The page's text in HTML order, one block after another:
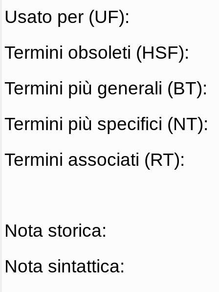
Usato per (UF):
Termini obsoleti (HSF):
Termini più generali (BT):
Termini più specifici (NT):
Termini associati (RT):
Nota storica:
Nota sintattica: